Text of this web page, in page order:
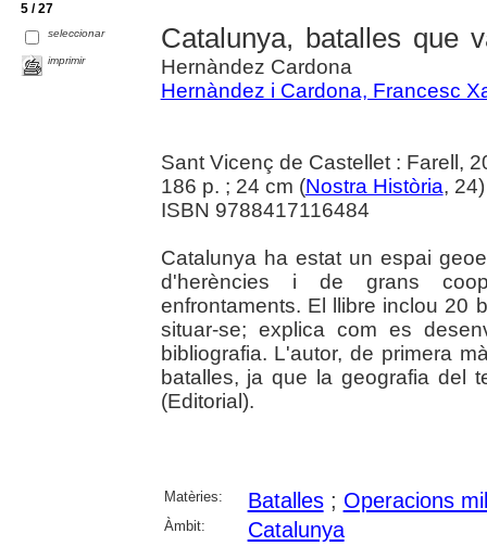
5 / 27
seleccionar
imprimir
Catalunya, batalles que
Hernàndez Cardona
Hernàndez i Cardona, Francesc
Sant Vicenç de Castellet : Farell,
186 p. ; 24 cm (Nostra Història,
ISBN 9788417116484
Catalunya ha estat un espai
d'herències i de grans
enfrontaments. El llibre inclou 20
situar-se; explica com es
bibliografia. L'autor, de primera
batalles, ja que la geografia del
(Editorial).
Matèries: Batalles; Operacions
Àmbit: Catalunya